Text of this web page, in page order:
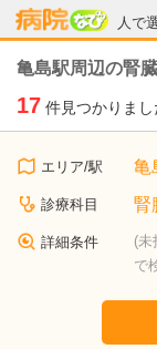
人で
病院
亀島駅周辺の腎
17 件見つかりまし
エリア/駅 亀
診療科目 腎
詳細条件
(未
で